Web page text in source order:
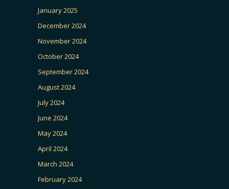
January 2025
December 2024
November 2024
October 2024
September 2024
August 2024
July 2024
June 2024
May 2024
April 2024
March 2024
February 2024